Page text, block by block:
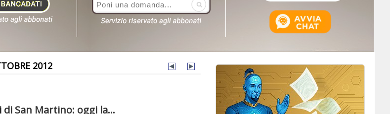
2012
San Martino: oggi la...